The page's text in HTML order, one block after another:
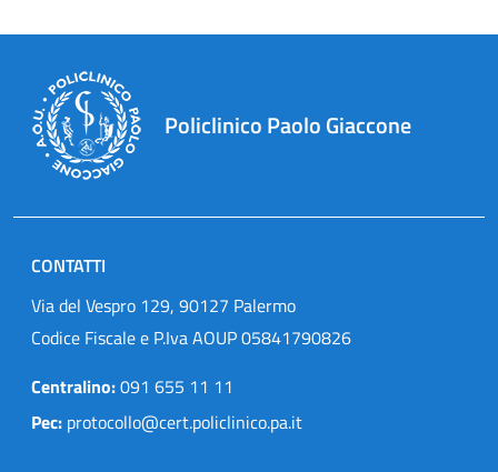
Policlinico Paolo Giaccone
CONTATTI
Via del Vespro 129, 90127 Palermo
Codice Fiscale e P.Iva AOUP 05841790826
Centralino:091 655 11 11
Pec: protocollo@cert.policlinico.pa.it